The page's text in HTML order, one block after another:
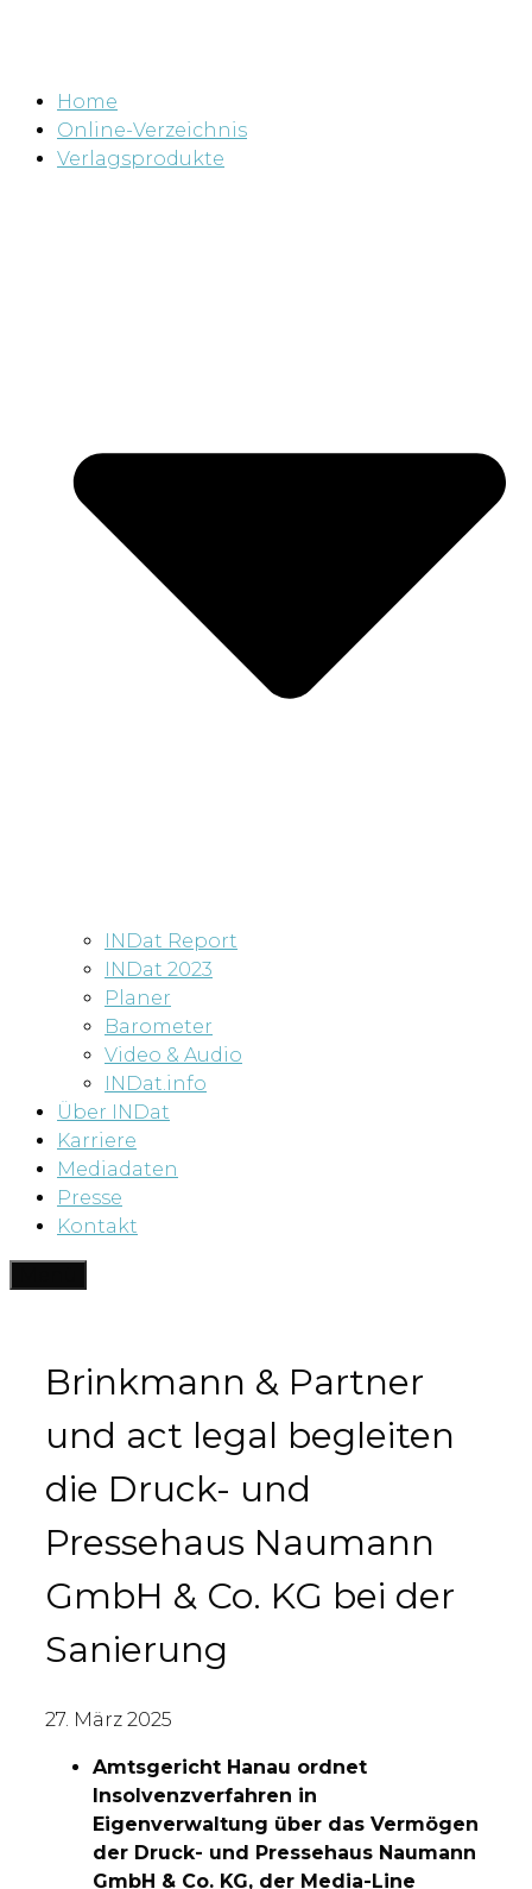
Home
Online-Verzeichnis
Verlagsprodukte
INDat Report
INDat 2023
Planer
Barometer
Video & Audio
INDat.info
Über INDat
Karriere
Mediadaten
Presse
Kontakt
Brinkmann & Partner
und act legal begleiten
die Druck- und
Pressehaus Naumann
GmbH & Co. KG bei der
Sanierung
27. März 2025
Amtsgericht Hanau ordnet
Insolvenzverfahren in
Eigenverwaltung über das Vermögen
der Druck- und Pressehaus Naumann
GmbH & Co. KG, der Media-Line